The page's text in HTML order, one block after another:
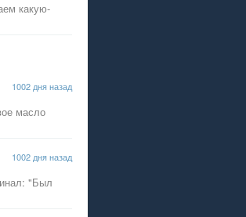
какую-
1002 дня назад
масло
1002 дня назад
"Был